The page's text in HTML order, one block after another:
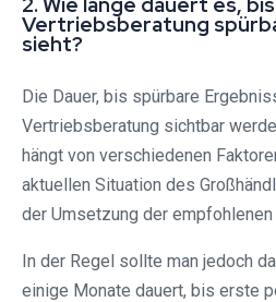
Vertriebsberatung
sieht?
Die Dauer, bis spürbare
Vertriebsberatung sichtbar
hängt von verschiedenen
aktuellen Situation des
der Umsetzung der empfohlenen
In der Regel sollte man jedoch
einige Monate dauert, bis erste